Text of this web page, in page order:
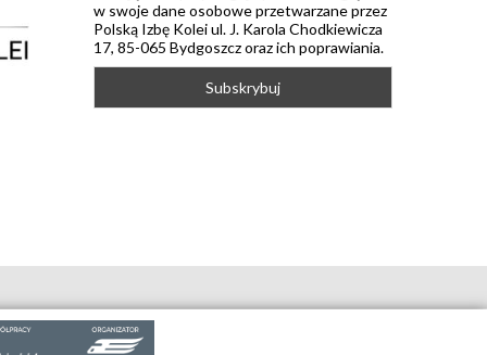
w swoje dane osobowe przetwarzane przez
Polską Izbę Kolei ul. J. Karola Chodkiewicza
17, 85-065 Bydgoszcz oraz ich poprawiania.